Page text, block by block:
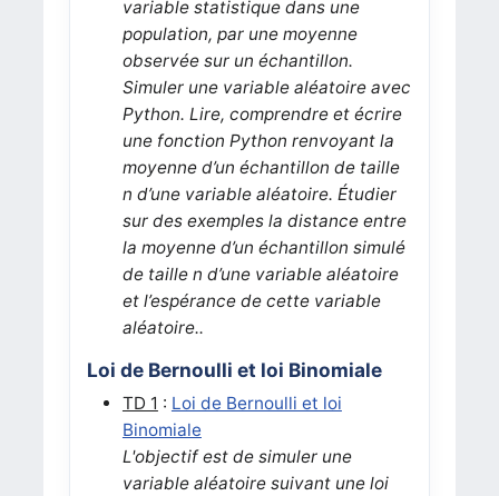
variable statistique dans une
population, par une moyenne
observée sur un échantillon.
Simuler une variable aléatoire avec
Python. Lire, comprendre et écrire
une fonction Python renvoyant la
moyenne d’un échantillon de taille
n d’une variable aléatoire. Étudier
sur des exemples la distance entre
la moyenne d’un échantillon simulé
de taille n d’une variable aléatoire
et l’espérance de cette variable
aléatoire..
Loi de Bernoulli et loi Binomiale
TD 1 : Loi de Bernoulli et loi
Binomiale
L'objectif est de simuler une
variable aléatoire suivant une loi